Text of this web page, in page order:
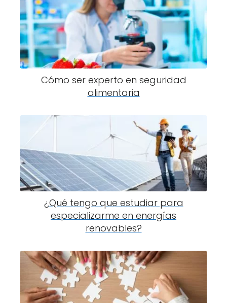
Cómo ser experto en seguridad
alimentaria
¿Qué tengo que estudiar para
especializarme en energías
renovables?